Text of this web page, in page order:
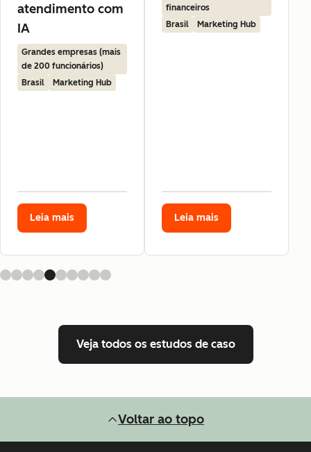
atendimento com
IA
Grandes empresas (mais
de 200 funcionários)
Brasil
Marketing Hub
Leia mais
financeiros
Brasil
Marketing Hub
Leia mais
Veja todos os estudos de caso
Voltar ao topo